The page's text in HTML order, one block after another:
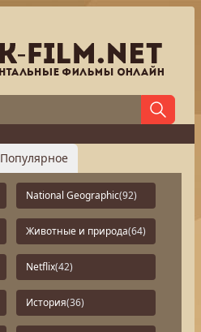
Популярное
National Geographic(92)
Животные и природа(64)
Netflix(42)
История(36)